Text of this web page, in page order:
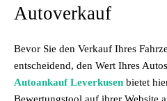
Autoverkauf
Bevor Sie den Verkauf Ihres
entscheidend, den Wert Ihres
Autoankauf Leverkusen bietet